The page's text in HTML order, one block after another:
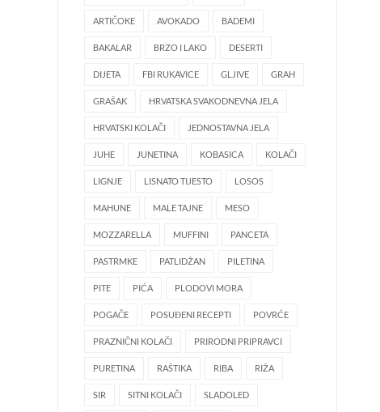
ARTIČOKE AVOKADO BADEMI
BAKALAR BRZO I LAKO DESERTI
DIJETA FBI RUKAVICE GLJIVE GRAH
GRAŠAK HRVATSKA SVAKODNEVNA JELA
HRVATSKI KOLAČI JEDNOSTAVNA JELA
JUHE JUNETINA KOBASICA KOLAČI
LIGNJE LISNATO TIJESTO LOSOS
MAHUNE MALE TAJNE MESO
MOZZARELLA MUFFINI PANCETA
PASTRMKE PATLIDŽAN PILETINA
PITE PIĆA PLODOVI MORA
POGAČE POSUĐENI RECEPTI POVRĆE
PRAZNIČNI KOLAČI PRIRODNI PRIPRAVCI
PURETINA RAŠTIKA RIBA RIŽA
SIR SITNI KOLAČI SLADOLED